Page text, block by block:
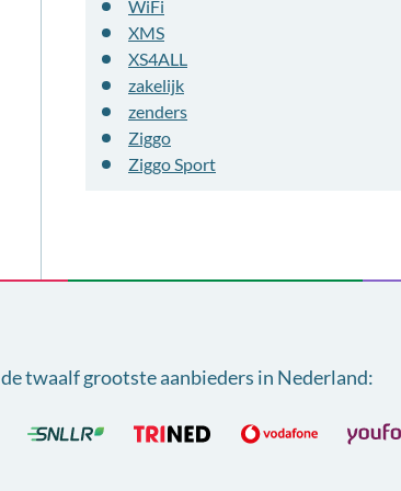
WiFi
XMS
XS4ALL
zakelijk
zenders
Ziggo
Ziggo Sport
de twaalf grootste aanbieders in Nederland: